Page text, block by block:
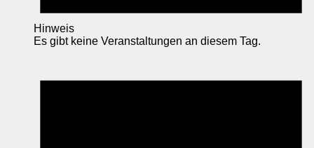
Hinweis
Es gibt keine Veranstaltungen an diesem Tag.